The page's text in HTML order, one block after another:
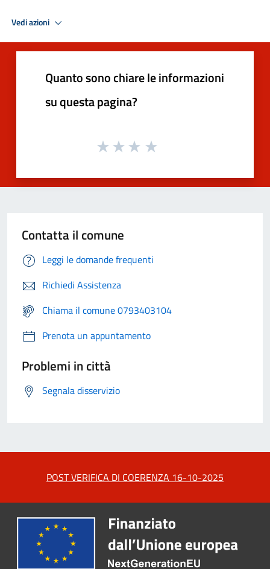
Vedi azioni
Quanto sono chiare le informazioni
su questa pagina?
Contatta il comune
Leggi le domande frequenti
Richiedi Assistenza
Chiama il comune 0793403104
Prenota un appuntamento
Problemi in città
Segnala disservizio
POST VERIFICA DI COERENZA 16-10-2025